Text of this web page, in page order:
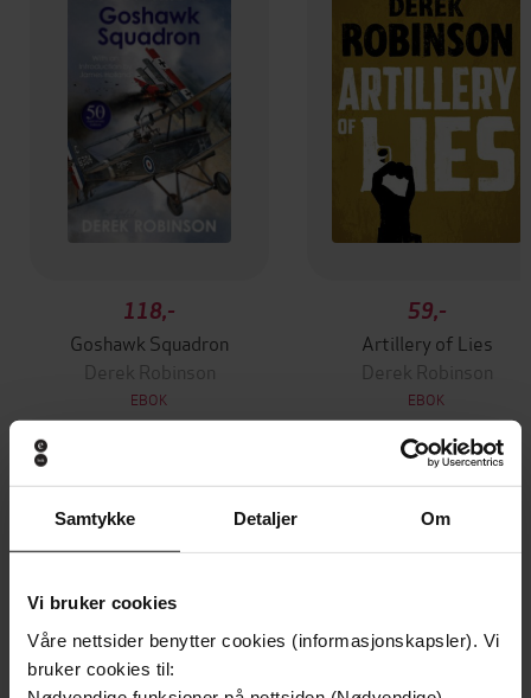
Samtykke Detaljer Om
Vi bruker cookies
Våre nettsider benytter cookies (informasjonskapsler). Vi
bruker cookies til:
118,-
Goshawk Squadron
Derek Robinson
EBOK
59,-
Artillery of Lies
Derek Robinson
EBOK
Andre har også kjøpt